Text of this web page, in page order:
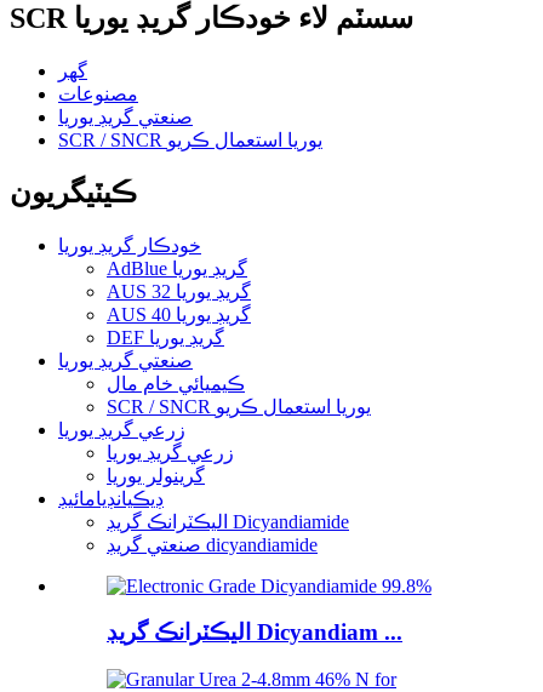
SCR سسٽم لاء خودڪار گريڊ يوريا
گهر
مصنوعات
صنعتي گريڊ يوريا
SCR / SNCR يوريا استعمال ڪريو
ڪيٽيگريون
خودڪار گريڊ يوريا
AdBlue گريڊ يوريا
AUS 32 گريڊ يوريا
AUS 40 گريڊ يوريا
DEF گريڊ يوريا
صنعتي گريڊ يوريا
ڪيميائي خام مال
SCR / SNCR يوريا استعمال ڪريو
زرعي گريڊ يوريا
زرعي گريڊ يوريا
گرينولر يوريا
ڊيڪيانڊيامائيڊ
اليڪٽرانڪ گريڊ Dicyandiamide
صنعتي گريڊ dicyandiamide
اليڪٽرانڪ گريڊ Dicyandiam ...